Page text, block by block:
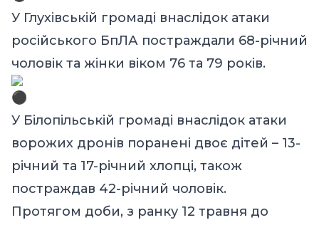
У Глухівській громаді внаслідок атаки
російського БпЛА постраждали 68-річний
чоловік та жінки віком 76 та 79 років.
У Білопільській громаді внаслідок атаки
ворожих дронів поранені двоє дітей – 13-
річний та 17-річний хлопці, також
постраждав 42-річний чоловік.
Протягом доби, з ранку 12 травня до